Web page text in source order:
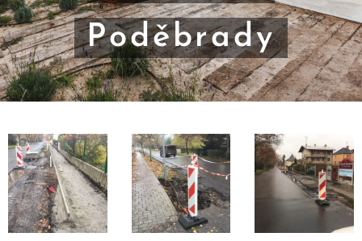
Poděbrady